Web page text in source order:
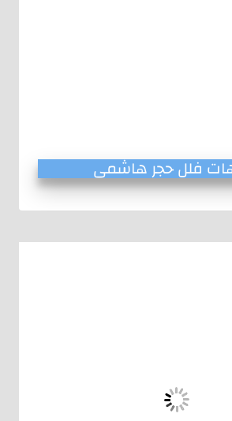
فلل حجر هاشمى